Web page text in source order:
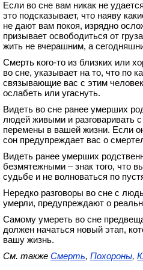
Если во сне вам никак не
это подсказывает, что наяву
не дают вам покоя, изрядно
призывает освободиться от
жить не вчерашним, а
Смерть кого-то из близких или
во сне, указывает на то, что по
связывающие вас с этим
ослабеть или угаснуть.
Видеть во сне ранее умерших
людей живыми и разговаривать
перемены в вашей жизни. Если
сон предупреждает вас о
Видеть ранее умерших
безмятежными – знак того, что
судьбе и не волноваться по
Нередко разговоры во сне с
умерли, предупреждают о
Самому умереть во сне
должен начаться новый этап,
вашу жизнь.
См. также Смерть, Похороны,